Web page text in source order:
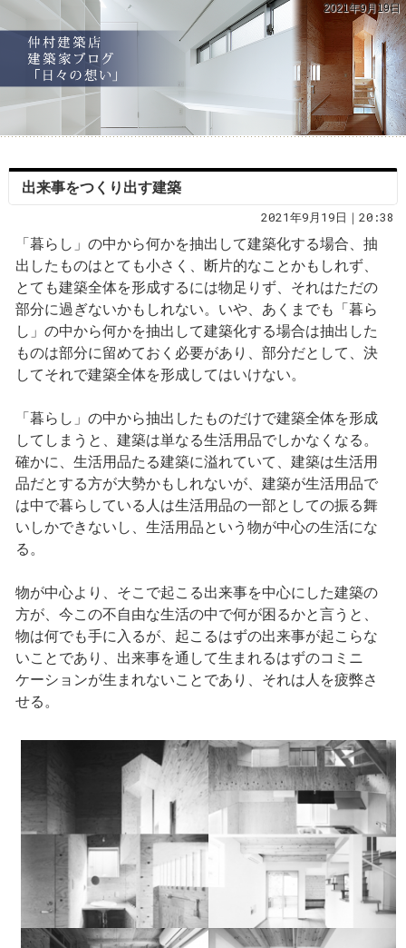
2021年9月19日
出来事をつくり出す建築
2021年9月19日｜20:38
「暮らし」の中から何かを抽出して建築化する場合、抽
出したものはとても小さく、断片的なことかもしれず、
とても建築全体を形成するには物足りず、それはただの
部分に過ぎないかもしれない。いや、あくまでも「暮ら
し」の中から何かを抽出して建築化する場合は抽出した
ものは部分に留めておく必要があり、部分だとして、決
してそれで建築全体を形成してはいけない。
「暮らし」の中から抽出したものだけで建築全体を形成
してしまうと、建築は単なる生活用品でしかなくなる。
確かに、生活用品たる建築に溢れていて、建築は生活用
品だとする方が大勢かもしれないが、建築が生活用品で
は中で暮らしている人は生活用品の一部としての振る舞
いしかできないし、生活用品という物が中心の生活にな
る。
物が中心より、そこで起こる出来事を中心にした建築の
方が、今この不自由な生活の中で何が困るかと言うと、
物は何でも手に入るが、起こるはずの出来事が起こらな
いことであり、出来事を通して生まれるはずのコミニ
ケーションが生まれないことであり、それは人を疲弊さ
せる。